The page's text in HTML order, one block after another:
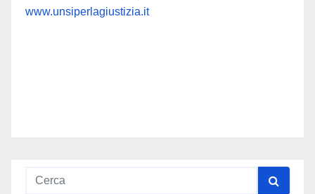
www.unsiperlagiustizia.it